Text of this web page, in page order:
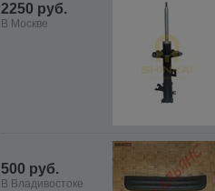
2250 руб.
В Москве
500 руб.
В Владивостоке